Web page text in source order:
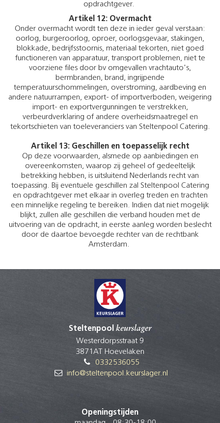
opdrachtgever.
Artikel 12: Overmacht
Onder overmacht wordt ten deze in ieder geval verstaan:
oorlog, burgeroorlog, oproer, oorlogsgevaar, stakingen,
blokkade, bedrijfsstoornis, materiaal tekorten, niet goed
functioneren van apparatuur, transport problemen, niet te
voorziene files door bv omgevallen vrachtauto's,
bermbranden, brand, ingrijpende
temperatuurschommelingen, overstroming, aardbeving en
andere natuurrampen, export- of importverboden, weigering
import- en exportvergunningen te verstrekken,
verbeurdverklaring of andere overheidsmaatregel en
tekortschieten van toeleveranciers van Steltenpool Catering.
Artikel 13: Geschillen en toepasselijk recht
Op deze voorwaarden, alsmede op aanbiedingen en
overeenkomsten, waarop zij geheel of gedeeltelijk
betrekking hebben, is uitsluitend Nederlands recht van
toepassing. Bij eventuele geschillen zal Steltenpool Catering
en opdrachtgever met elkaar in overleg treden en trachten
een minnelijke regeling te bereiken. Indien dat niet mogelijk
blijkt, zullen alle geschillen die verband houden met de
uitvoering van de opdracht, in eerste aanleg worden beslecht
door de daartoe bevoegde rechter van de rechtbank
Amsterdam.
Steltenpool keurslager
Westerdorpsstraat 9
3871AT Hoevelaken
0332536055
info@steltenpool.keurslager.nl
Openingstijden